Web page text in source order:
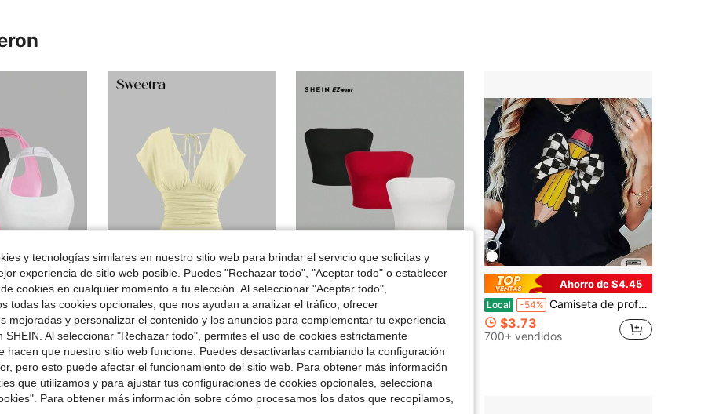
4.80
1.5M
1.5M
4.80 7.1K 1.5M
Ahorro de $0.90
ceñidos casuales de verano para mujeres, estilo halterneck
12
Sweetra
-10% Sweetra Nueva camiseta de moda versátil para mujer de punto con cuello en V profundo delantero y trasero, uso reversible, cintura ceñida, espalda fruncida, hombros con lazo y manga dolman
¡Casi agotado!
$7.99 800+ vendidos
10
-29% SHEIN EZwear Set de 3 tops cortos ajustados de unicolor minimalista para mujer, apropiados para el verano
$5.83 1.5k+ vendidos
Ahorro de $4.45
Local -54% Camiseta de profesora para mujer - Top negro de cuello redondo, suave y transpirable con estampado de lápiz amarillo
$3.73
700+ vendidos
y tecnologías similares en nuestro sitio web para brindar el servicio que solicitas y
experiencia de sitio web posible. Puedes "Rechazar todo", "Aceptar todo" o establecer
cookies en cualquier momento a tu elección. Al seleccionar "Aceptar todo",
todas las cookies opcionales, que nos ayudan a analizar el tráfico, ofrecer
mejoradas y personalizar el contenido y los anuncios para complementar tu experiencia
SHEIN. Al seleccionar "Rechazar todo", permites el uso de cookies estrictamente
hacen que nuestro sitio web funcione. Puedes desactivarlas cambiando la configuración
pero esto puede afectar el funcionamiento del sitio web. Para obtener más información
que utilizamos y para ajustar tus configuraciones de cookies opcionales, selecciona
Para obtener más información sobre cómo procesamos los datos que recopilamos,